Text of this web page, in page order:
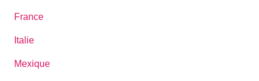
France
Italie
Mexique